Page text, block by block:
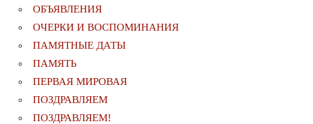
ОБЪЯВЛЕНИЯ
ОЧЕРКИ И ВОСПОМИНАНИЯ
ПАМЯТНЫЕ ДАТЫ
ПАМЯТЬ
ПЕРВАЯ МИРОВАЯ
ПОЗДРАВЛЯЕМ
ПОЗДРАВЛЯЕМ!